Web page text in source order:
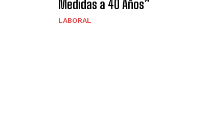
Medidas a 40 Años”
LABORAL